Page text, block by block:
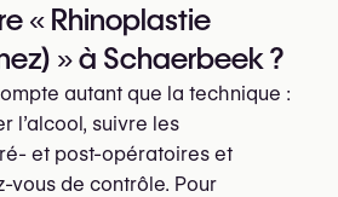
« Rhinoplastie
» à Schaerbeek ?
autant que la technique :
l’alcool, suivre les
et post-opératoires et
vous de contrôle. Pour